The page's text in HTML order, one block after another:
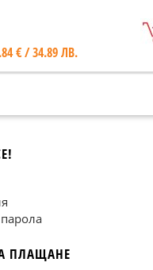
€ / 34.89 ЛВ.
ПЛАЩАНЕ